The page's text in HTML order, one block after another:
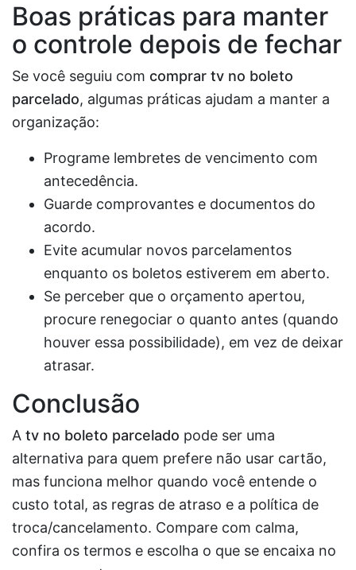
Boas práticas para manter
o controle depois de fechar
Se você seguiu com comprar tv no boleto
parcelado, algumas práticas ajudam a manter a
organização:
Programe lembretes de vencimento com
antecedência.
Guarde comprovantes e documentos do
acordo.
Evite acumular novos parcelamentos
enquanto os boletos estiverem em aberto.
Se perceber que o orçamento apertou,
procure renegociar o quanto antes (quando
houver essa possibilidade), em vez de deixar
atrasar.
Conclusão
A tv no boleto parcelado pode ser uma
alternativa para quem prefere não usar cartão,
mas funciona melhor quando você entende o
custo total, as regras de atraso e a política de
troca/cancelamento. Compare com calma,
confira os termos e escolha o que se encaixa no